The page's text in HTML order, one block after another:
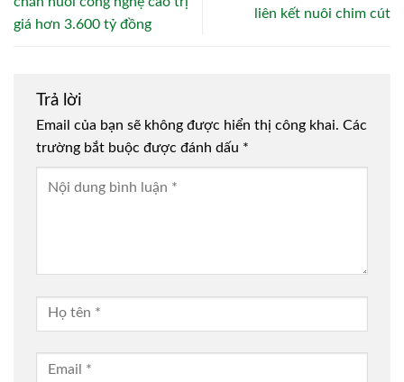
giá hơn 3.600 tỷ đồng
liên kết nuôi chim cút
Trả lời
Email của bạn sẽ không được hiển thị công khai. Các
trường bắt buộc được đánh dấu *